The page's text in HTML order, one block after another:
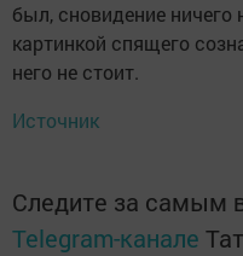
был, сновидение ничего
картинкой спящего
него не стоит.
Источник
Следите за самым
Telegram-канале